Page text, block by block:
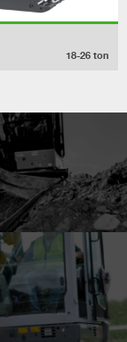
18-26 ton